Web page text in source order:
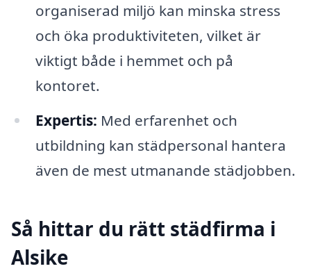
organiserad miljö kan minska stress
och öka produktiviteten, vilket är
viktigt både i hemmet och på
kontoret.
Expertis: Med erfarenhet och
utbildning kan städpersonal hantera
även de mest utmanande städjobben.
Så hittar du rätt städfirma i
Alsike